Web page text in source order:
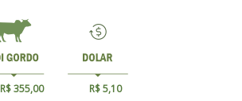
R$ 355,00 R$ 5,10